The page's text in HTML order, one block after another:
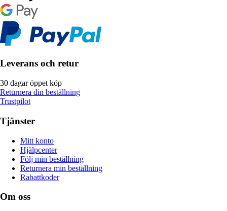
Leverans och retur
30 dagar öppet köp
Returnera din beställning
Trustpilot
Tjänster
Mitt konto
Hjälpcenter
Följ min beställning
Returnera min beställning
Rabattkoder
Om oss